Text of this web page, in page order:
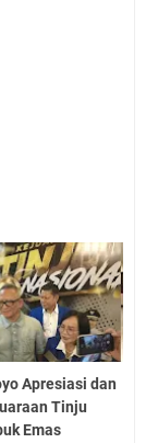
Apresiasi dan
Tinju
Emas